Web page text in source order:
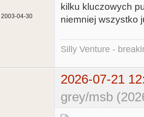
2003-04-30
kilku kluczowych
niemniej wszystko
Silly Venture -
2026-07-21
grey/msb